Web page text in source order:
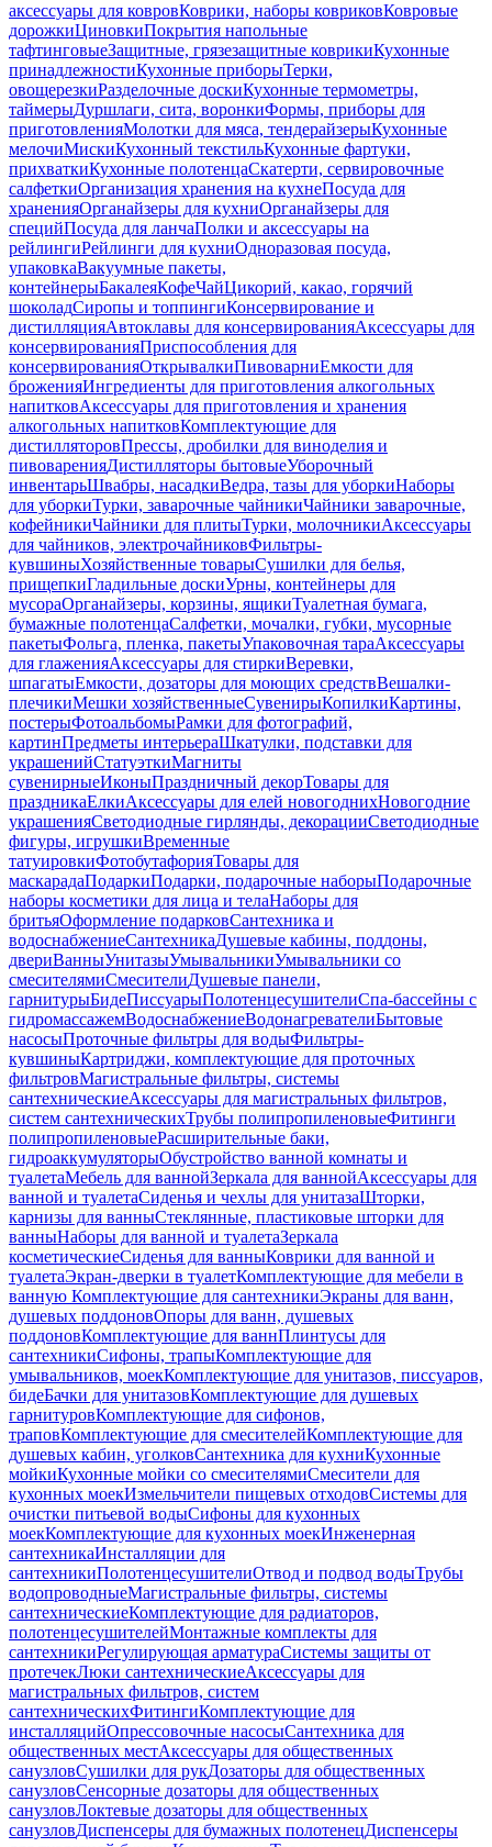
аксессуары для ковровКоврики, наборы ковриковКовровые
дорожкиЦиновкиПокрытия напольные
тафтинговыеЗащитные, грязезащитные коврикиКухонные
принадлежностиКухонные приборыТерки,
овощерезкиРазделочные доскиКухонные термометры,
таймерыДуршлаги, сита, воронкиФормы, приборы для
приготовленияМолотки для мяса, тендерайзерыКухонные
мелочиМискиКухонный текстильКухонные фартуки,
прихваткиКухонные полотенцаСкатерти, сервировочные
салфеткиОрганизация хранения на кухнеПосуда для
храненияОрганайзеры для кухниОрганайзеры для
специйПосуда для ланчаПолки и аксессуары на
рейлингиРейлинги для кухниОдноразовая посуда,
упаковкаВакуумные пакеты,
контейнерыБакалеяКофеЧайЦикорий, какао, горячий
шоколадСиропы и топпингиКонсервирование и
дистилляцияАвтоклавы для консервированияАксессуары для
консервированияПриспособления для
консервированияОткрывалкиПивоварниЕмкости для
броженияИнгредиенты для приготовления алкогольных
напитковАксессуары для приготовления и хранения
алкогольных напитковКомплектующие для
дистилляторовПрессы, дробилки для виноделия и
пивоваренияДистилляторы бытовыеУборочный
инвентарьШвабры, насадкиВедра, тазы для уборкиНаборы
для уборкиТурки, заварочные чайникиЧайники заварочные,
кофейникиЧайники для плитыТурки, молочникиАксессуары
для чайников, электрочайниковФильтры-
кувшиныХозяйственные товарыСушилки для белья,
прищепкиГладильные доскиУрны, контейнеры для
мусораОрганайзеры, корзины, ящикиТуалетная бумага,
бумажные полотенцаСалфетки, мочалки, губки, мусорные
пакетыФольга, пленка, пакетыУпаковочная тараАксессуары
для глаженияАксессуары для стиркиВеревки,
шпагатыЕмкости, дозаторы для моющих средствВешалки-
плечикиМешки хозяйственныеСувенирыКопилкиКартины,
постерыФотоальбомыРамки для фотографий,
картинПредметы интерьераШкатулки, подставки для
украшенийСтатуэткиМагниты
сувенирныеИконыПраздничный декорТовары для
праздникаЕлкиАксессуары для елей новогоднихНовогодние
украшенияСветодиодные гирлянды, декорацииСветодиодные
фигуры, игрушкиВременные
татуировкиФотобутафорияТовары для
маскарадаПодаркиПодарки, подарочные наборыПодарочные
наборы косметики для лица и телаНаборы для
бритьяОформление подарковСантехника и
водоснабжениеСантехникаДушевые кабины, поддоны,
двериВанныУнитазыУмывальникиУмывальники со
смесителямиСмесителиДушевые панели,
гарнитурыБидеПиссуарыПолотенцесушителиСпа-бассейны с
гидромассажемВодоснабжениеВодонагревателиБытовые
насосыПроточные фильтры для водыФильтры-
кувшиныКартриджи, комплектующие для проточных
фильтровМагистральные фильтры, системы
сантехническиеАксессуары для магистральных фильтров,
систем сантехническихТрубы полипропиленовыеФитинги
полипропиленовыеРасширительные баки,
гидроаккумуляторыОбустройство ванной комнаты и
туалетаМебель для ваннойЗеркала для ваннойАксессуары для
ванной и туалетаСиденья и чехлы для унитазаШторки,
карнизы для ванныСтеклянные, пластиковые шторки для
ванныНаборы для ванной и туалетаЗеркала
косметическиеСиденья для ванныКоврики для ванной и
туалетаЭкран-дверки в туалетКомплектующие для мебели в
ванную Комплектующие для сантехникиЭкраны для ванн,
душевых поддоновОпоры для ванн, душевых
поддоновКомплектующие для ваннПлинтусы для
сантехникиСифоны, трапыКомплектующие для
умывальников, моекКомплектующие для унитазов, писсуаров,
бидеБачки для унитазовКомплектующие для душевых
гарнитуровКомплектующие для сифонов,
траповКомплектующие для смесителейКомплектующие для
душевых кабин, уголковСантехника для кухниКухонные
мойкиКухонные мойки со смесителямиСмесители для
кухонных моекИзмельчители пищевых отходовСистемы для
очистки питьевой водыСифоны для кухонных
моекКомплектующие для кухонных моекИнженерная
сантехникаИнсталляции для
сантехникиПолотенцесушителиОтвод и подвод водыТрубы
водопроводныеМагистральные фильтры, системы
сантехническиеКомплектующие для радиаторов,
полотенцесушителейМонтажные комплекты для
сантехникиРегулирующая арматураСистемы защиты от
протечекЛюки сантехническиеАксессуары для
магистральных фильтров, систем
сантехническихФитингиКомплектующие для
инсталляцийОпрессовочные насосыСантехника для
общественных местАксессуары для общественных
санузловСушилки для рукДозаторы для общественных
санузловСенсорные дозаторы для общественных
санузловЛоктевые дозаторы для общественных
санузловДиспенсеры для бумажных полотенецДиспенсеры